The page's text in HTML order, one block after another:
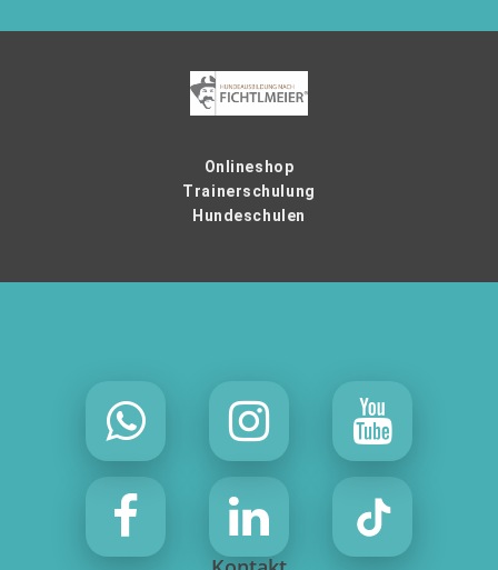
Onlineshop
Trainerschulung
Hundeschulen